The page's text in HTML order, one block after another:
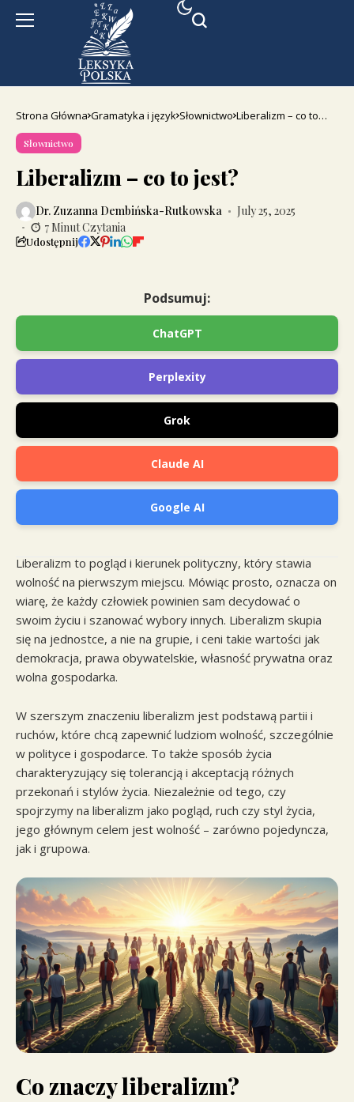
Strona Główna Gramatyka i język Słownictwo Liberalizm – co to
Słownictwo
Liberalizm – co to jest?
Dr. Zuzanna Dembińska-Rutkowska
July 25, 2025
7 Minut Czytania
Udostępnij
Podsumuj:
ChatGPT
Perplexity
Grok
Claude AI
Google AI
Liberalizm to pogląd i kierunek polityczny, który stawia
wolność na pierwszym miejscu. Mówiąc prosto, oznacza on
wiarę, że każdy człowiek powinien sam decydować o
swoim życiu i szanować wybory innych. Liberalizm skupia
się na jednostce, a nie na grupie, i ceni takie wartości jak
demokracja, prawa obywatelskie, własność prywatna oraz
wolna gospodarka.
W szerszym znaczeniu liberalizm jest podstawą partii i
ruchów, które chcą zapewnić ludziom wolność, szczególnie
w polityce i gospodarce. To także sposób życia
charakteryzujący się tolerancją i akceptacją różnych
przekonań i stylów życia. Niezależnie od tego, czy
spojrzymy na liberalizm jako pogląd, ruch czy styl życia,
jego głównym celem jest wolność – zarówno pojedyncza,
jak i grupowa.
Co znaczy liberalizm?